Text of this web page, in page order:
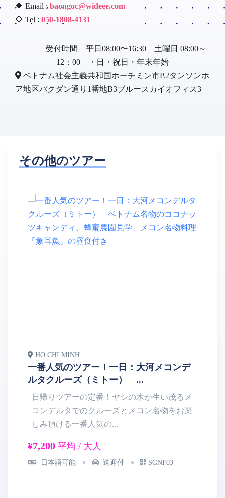
🔷 Email :baongoc@wideee.com
🔷 Tel : 050-1808-4131
受付時間 平日08:00〜16:30 土曜日 08:00～
12：00 ・日・祝日・年末年始
ベトナム社会主義共和国ホーチミン市P.2タンソンホ
ア地区バクダン通り1番地B3ブルースカイオフィス3
その他のツアー
HO CHI MINH
一番人気のツアー！一日：大河メコンデ
ルタクルーズ（ミトー） ...
日帰りツアーの定番！ヤシの木が生い茂るメ
コンデルタでのクルーズとメコン名物をお楽
しみ頂ける一番人気の...
¥7,200 平均 / 大人
日本語可能 送迎付 SGNF03